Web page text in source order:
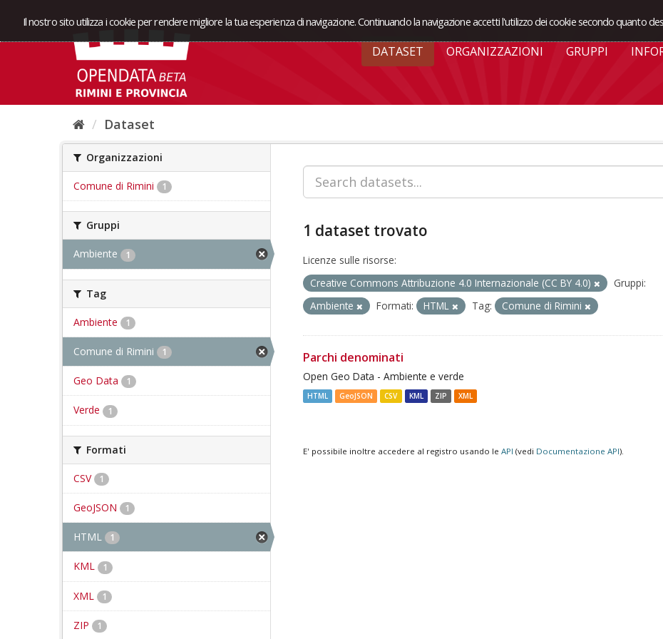
Il nostro sito utilizza i cookie per rendere migliore la tua esperienza di navigazione. Continuando la navigazione accetti l'utilizzo dei cookie secondo quanto
DATASET ORGANIZZAZIONI GRUPPI
Dataset
Organizzazioni
Comune di Rimini 1
Gruppi
Ambiente 1
Tag
Ambiente 1
Comune di Rimini 1
Geo Data 1
Verde 1
Formati
CSV 1
GeoJSON 1
HTML 1
KML 1
XML 1
ZIP 1
1 dataset trovato
Licenze sulle risorse:
Creative Commons Attribuzione 4.0 Internazionale (CC BY 4.0)
Gruppi:
Ambiente
Formati: HTML Tag: Comune di Rimini
Parchi denominati
Open Geo Data - Ambiente e verde
HTML GeoJSON CSV KML ZIP XML
E' possibile inoltre accedere al registro usando le API (vedi Documentazione API).